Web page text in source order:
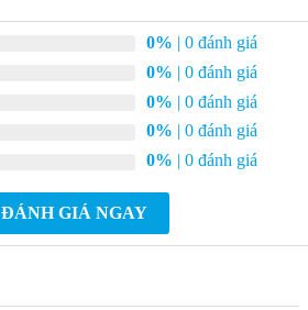
0% | 0 đánh giá
0% | 0 đánh giá
0% | 0 đánh giá
0% | 0 đánh giá
0% | 0 đánh giá
ĐÁNH GIÁ NGAY